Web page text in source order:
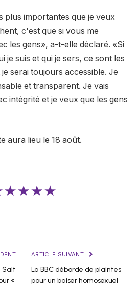
plus importantes que je veux
c'est que si vous me
les gens», a-t-elle déclaré. «Si
je suis et qui je sers, ce sont les
serai toujours accessible. Je
et transparent. Je vais
intégrité et je veux que les gens
aura lieu le 18 août.
Salt
«
ARTICLE SUIVANT
La BBC déborde de plaintes
pour un baiser homosexuel